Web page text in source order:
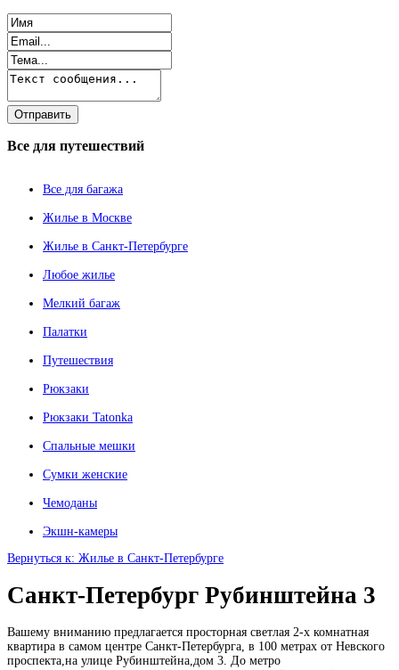
Все для путешествий
Все для багажа
Жилье в Москве
Жилье в Санкт-Петербурге
Любое жилье
Мелкий багаж
Палатки
Путешествия
Рюкзаки
Рюкзаки Tatonka
Спальные мешки
Сумки женские
Чемоданы
Экшн-камеры
Вернуться к: Жилье в Санкт-Петербурге
Санкт-Петербург Рубинштейна 3
Вашему вниманию предлагается просторная светлая 2-х комнатная
квартира в самом центре Санкт-Петербурга, в 100 метрах от Невского
проспекта,на улице Рубинштейна,дом 3. До метро